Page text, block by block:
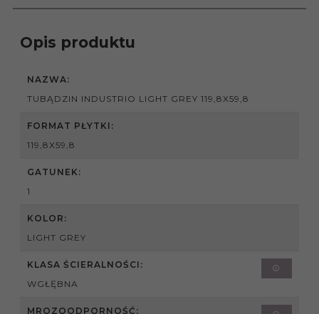
Opis produktu
NAZWA:
TUBĄDZIN INDUSTRIO LIGHT GREY 119,8X59,8
FORMAT PŁYTKI:
119,8X59,8
GATUNEK:
1
KOLOR:
LIGHT GREY
KLASA ŚCIERALNOŚCI:
WGŁĘBNA
MROZOODPORNOŚĆ: